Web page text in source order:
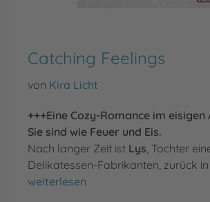
Catching Feelings
von Kira Licht
+++Eine Cozy-Romance im eisigen
Sie sind wie Feuer und Eis.
Nach langer Zeit ist Lys , Tochter
Delikatessen-Fabrikanten, zurück in
Catching Feelings
weiterlesen